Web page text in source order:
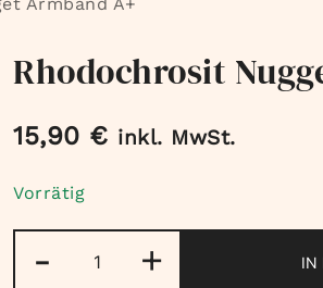
Rhodochrosit
15,90 € inkl. MwSt.
Vorrätig
-
Nugget+ IN